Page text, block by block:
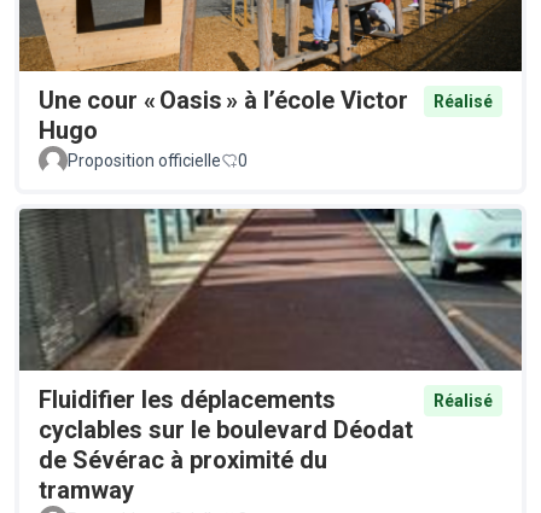
Une cour « Oasis » à l’école Victor
Hugo
Réalisé
Proposition officielle 0
Fluidifier les déplacements
cyclables sur le boulevard Déodat
de Sévérac à proximité du
tramway
Réalisé